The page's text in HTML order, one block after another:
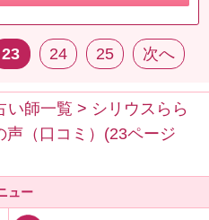
23 24 25 次へ
い師一覧 > シリウスらら
声（口コミ）(23ページ
ュー